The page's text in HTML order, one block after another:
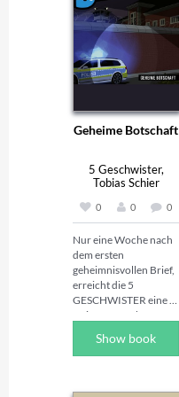
Geheime Botschaft
5 Geschwister,
Tobias Schier
0 0 0
Nur eine Woche nach
dem ersten
geheimnisvollen Brief,
erreicht die 5
GESCHWISTER eine
weitere Botschaft.
Geschwister dieses
Mal Spuren oder
ihnen etwas über den
Show book